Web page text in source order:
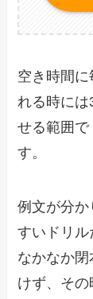
空き時間
れる時に
せる範囲で
す。
例文が分
すいドリル
なかなか
けず、そ